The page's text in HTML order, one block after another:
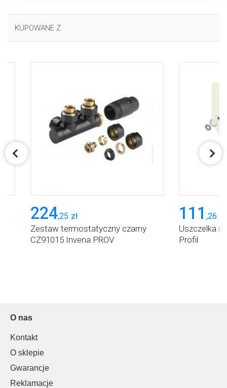
KUPOWANE Z
224,25 zł
Zestaw termostatyczny czarny
CZ91015 Invena PROV
111 ,26
Uszczelka
Profil
O nas
Kontakt
O sklepie
Gwarancje
Reklamacje